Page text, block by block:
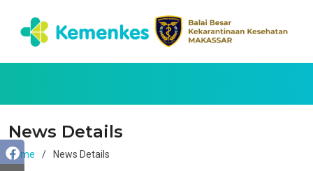
News Details
Home News Details